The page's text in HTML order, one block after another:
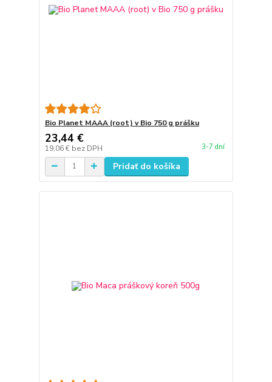
Bio Planet MAAA (root) v Bio 750 g prášku
23,44 €
19,06 € bez DPH 3-7 dní
Pridať do košíka